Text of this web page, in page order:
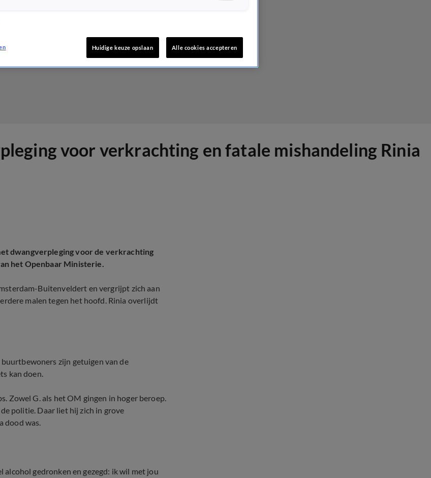
voor verkrachting en fatale mishandeling Rinia
dwangverpleging voor de verkrachting
het Openbaar Ministerie.
Buitenveldert en vergrijpt zich aan
malen tegen het hoofd. Rinia overlijdt
zijn getuigen van de
kan doen.
Zowel G. als het OM gingen in hoger beroep.
politie. Daar liet hij zich in grove
dood was.
alcohol gedronken en gezegd: ik wil met jou
Huidige keuze opslaan Alle cookies accepteren